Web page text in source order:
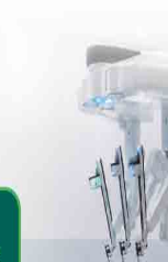
se
seguidas por